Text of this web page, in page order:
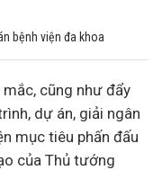
bệnh viện đa khoa
cũng như đẩy
dự án, giải ngân
mục tiêu phấn đấu
của Thủ tướng